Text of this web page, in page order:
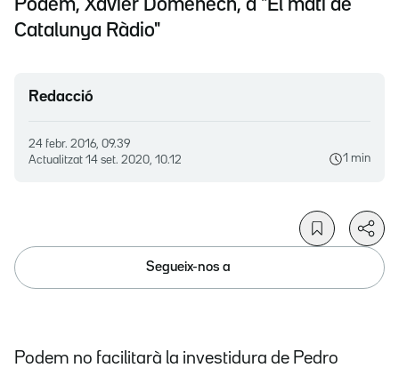
Podem, Xavier Domènech, a "El matí de
Catalunya Ràdio"
Redacció
24 febr. 2016, 09.39
Actualitzat 14 set. 2020, 10.12 1 min
Segueix-nos a
Podem no facilitarà la investidura de Pedro